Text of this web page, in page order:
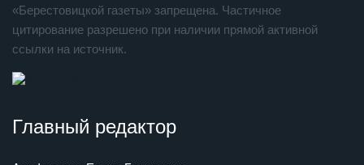
«Берестовицкой газеты» запрещена. Частичное
цитирование разрешено при наличии прямой активной
ссылки на источник.
Главный редактор